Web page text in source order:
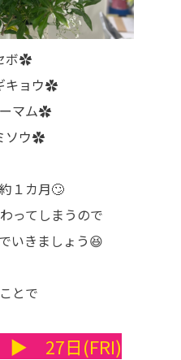
ボ✿
キョウ✿
マム✿
ソウ✿
１カ月🙄
ってしまうので
いきましょう😆
とで
▶ 27日(FRI)